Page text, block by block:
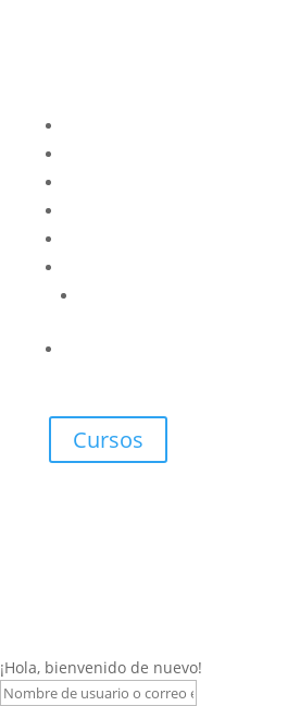
Cursos
¡Hola, bienvenido de nuevo!